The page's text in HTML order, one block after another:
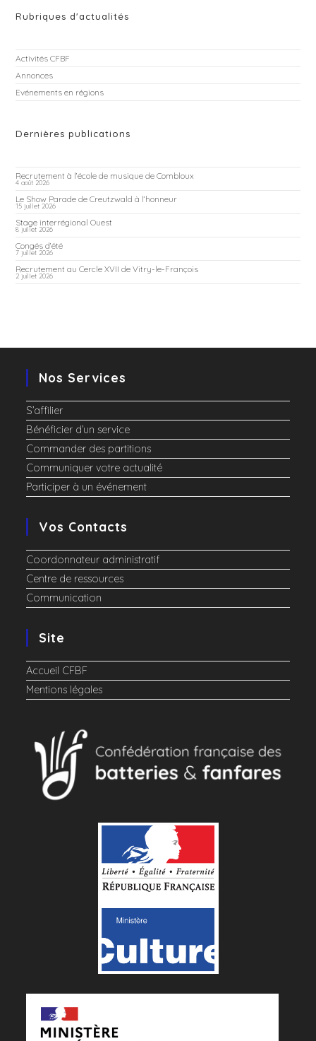
Rubriques d'actualités
Activités CFBF
Annonces
Evénements en régions
Dernières publications
Recrutement à l’école de musique de Combloux
4 août 2026
Le Show Parade de Creutzwald à l’honneur
15 juillet 2026
Stage interrégional Ouest
8 juillet 2026
Congés d’été
7 juillet 2026
Recrutement au Cercle XVII de Vitry-le-François
2 juillet 2026
Nos Services
S’affilier
Bénéficier d’un service
Commander des partitions
Communiquer votre actualité
Participer à un événement
Vos Contacts
Coordonnateur administratif
Centre de ressources
Communication
Site
Accueil CFBF
Mentions légales